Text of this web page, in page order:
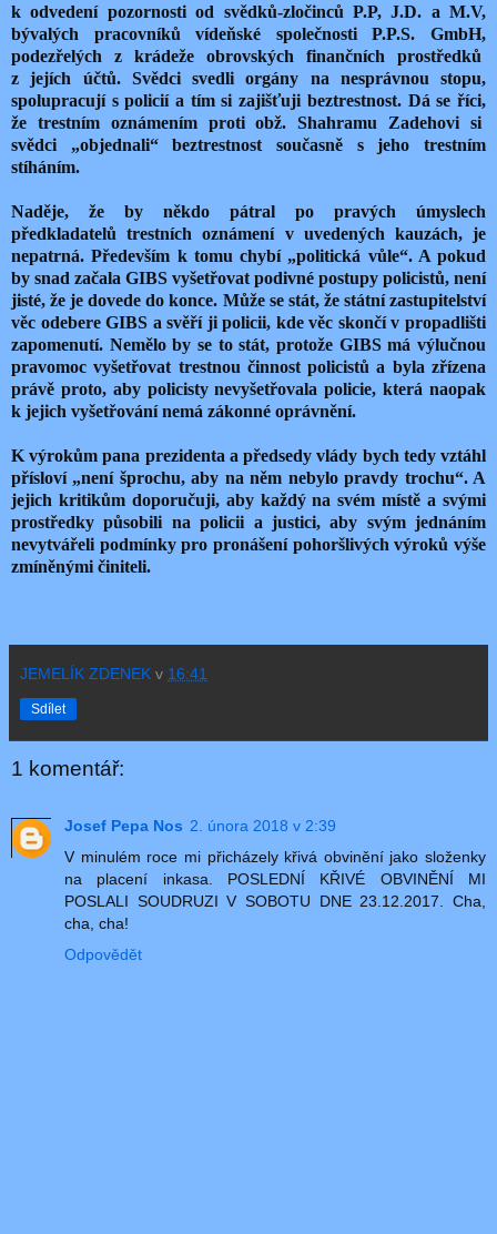
k odvedení pozornosti od svědků-zločinců P.P, J.D. a M.V,
bývalých pracovníků vídeňské společnosti P.P.S. GmbH,
podezřelých z krádeže obrovských finančních prostředků
z jejích účtů. Svědci svedli orgány na nesprávnou stopu,
spolupracují s policií a tím si zajišťuji beztrestnost. Dá se říci,
že trestním oznámením proti obž. Shahramu Zadehovi si
svědci „objednali“ beztrestnost současně s jeho trestním
stíháním.
Naděje, že by někdo pátral po pravých úmyslech
předkladatelů trestních oznámení v uvedených kauzách, je
nepatrná. Především k tomu chybí „politická vůle“. A pokud
by snad začala GIBS vyšetřovat podivné postupy policistů, není
jisté, že je dovede do konce. Může se stát, že státní zastupitelství
věc odebere GIBS a svěří ji policii, kde věc skončí v propadlišti
zapomenutí. Nemělo by se to stát, protože GIBS má výlučnou
pravomoc vyšetřovat trestnou činnost policistů a byla zřízena
právě proto, aby policisty nevyšetřovala policie, která naopak
k jejich vyšetřování nemá zákonné oprávnění.
K výrokům pana prezidenta a předsedy vlády bych tedy vztáhl
přísloví „není šprochu, aby na něm nebylo pravdy trochu“. A
jejich kritikům doporučuji, aby každý na svém místě a svými
prostředky působili na policii a justici, aby svým jednáním
nevytvářeli podmínky pro pronášení pohoršlivých výroků výše
zmíněnými činiteli.
JEMELÍK ZDENEK v 16:41
Sdílet
1 komentář:
Josef Pepa Nos 2. února 2018 v 2:39
V minulém roce mi přicházely křivá obvinění jako složenky
na placení inkasa. POSLEDNÍ KŘIVÉ OBVINĚNÍ MI
POSLALI SOUDRUZI V SOBOTU DNE 23.12.2017. Cha,
cha, cha!
Odpovědět